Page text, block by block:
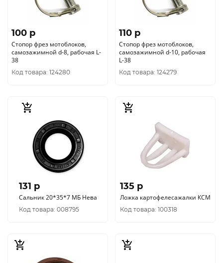
100 p
Стопор фрез мотоблоков,
самозажимной d-8, рабочая L-
38
Код товара: 124280
110 p
Стопор фрез мотоблоков,
самозажимной d-10, рабочая
L-38
Код товара: 124279
131 p
Сальник 20*35*7 МБ Нева
Код товара: 008795
135 p
Ложка картофелесажалки КСМ
Код товара: 100318